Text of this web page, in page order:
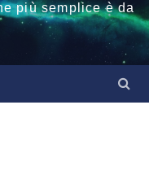
più semplice è da